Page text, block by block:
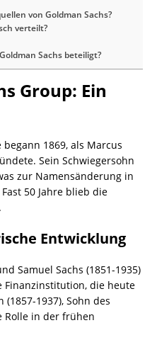
von Goldman Sachs?
verteilt?
Sachs beteiligt?
Group: Ein
begann 1869, als Marcus
Sein Schwiegersohn
zur Namensänderung in
50 Jahre blieb die
Entwicklung
Samuel Sachs (1851-1935)
die heute
1937), Sohn des
Rolle in der frühen